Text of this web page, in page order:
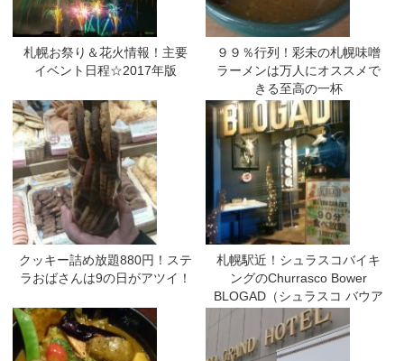
札幌お祭り＆花火情報！主要
イベント日程☆2017年版
９９％行列！彩未の札幌味噌
ラーメンは万人にオススメで
きる至高の一杯
クッキー詰め放題880円！ステ
ラおばさんは9の日がアツイ！
札幌駅近！シュラスコバイキ
ングのChurrasco Bower
BLOGAD（シュラスコ バウア
ー ブロガド）